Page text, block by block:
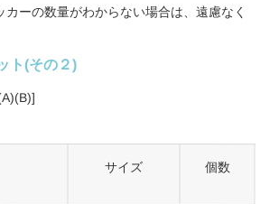
カーの数量がわからない場合は、遠慮なく
ト(その２)
サイズ 個数